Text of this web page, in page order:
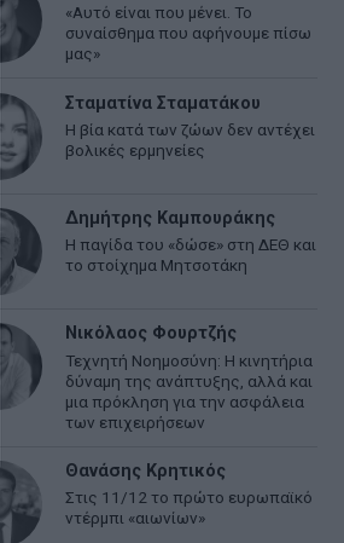
«Αυτό είναι που μένει. Το
συναίσθημα που αφήνουμε πίσω
μας»
Σταματίνα Σταματάκου
Η βία κατά των ζώων δεν αντέχει
βολικές ερμηνείες
Δημήτρης Καμπουράκης
Η παγίδα του «δώσε» στη ΔΕΘ και
το στοίχημα Μητσοτάκη
Νικόλαος Φουρτζής
Τεχνητή Νοημοσύνη: Η κινητήρια
δύναμη της ανάπτυξης, αλλά και
μια πρόκληση για την ασφάλεια
των επιχειρήσεων
Θανάσης Κρητικός
Στις 11/12 το πρώτο ευρωπαϊκό
ντέρμπι «αιωνίων»